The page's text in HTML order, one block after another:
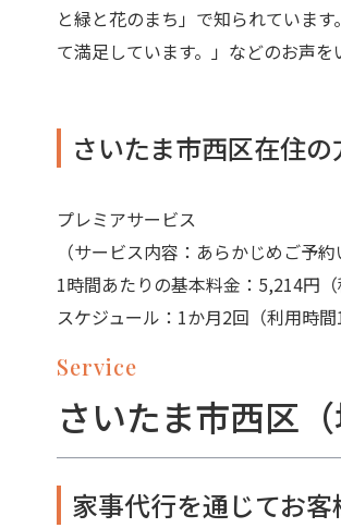
と緑と花のまち」で知られていま
て満足しています。」などのお声を
さいたま市西区在住
プレミアサービス
（サービス内容：あらかじめご予
1時間あたりの基本料金：5,214円（
スケジュール：1か月2回（利用時
Service
さいたま市西区
家事代行を通じてお客